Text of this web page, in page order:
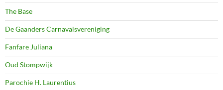
The Base
De Gaanders Carnavalsvereniging
Fanfare Juliana
Oud Stompwijk
Parochie H. Laurentius